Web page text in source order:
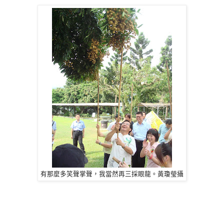
有那麼多笑聲掌聲，我當然再三採眼龍。黃瓊瑩攝